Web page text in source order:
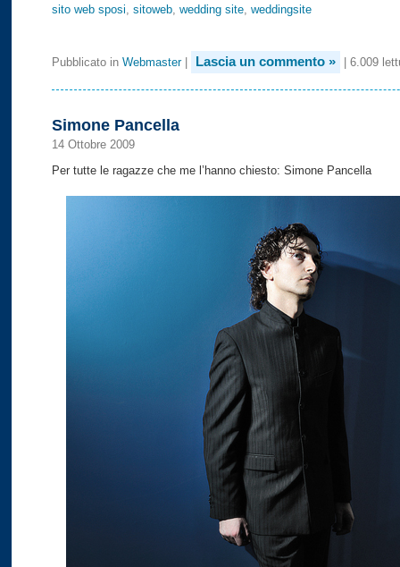
sito web sposi
sitoweb wedding site weddingsite
Pubblicato in Webmaster| Lascia un commento » | 6.009
Simone Pancella
14 Ottobre 2009
Per tutte le ragazze che me l’hanno chiesto: Simone Pancella